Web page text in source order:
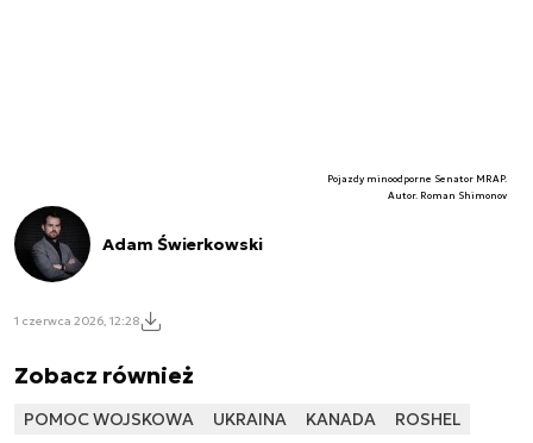
Pojazdy minoodporne Senator MRAP.
Autor. Roman Shimonov
Adam Świerkowski
1 czerwca 2026, 12:28
Zobacz również
POMOC WOJSKOWA UKRAINA KANADA ROSHEL